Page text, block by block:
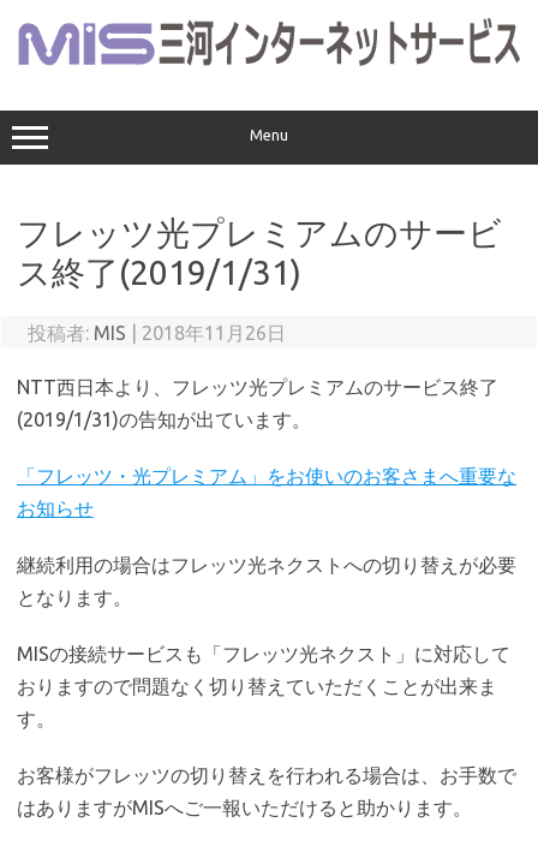
ス
キ
ッ
Menu
フレッツ光プレミアムのサービ
ス終了(2019/1/31)
投稿者: MIS 2018年11月26日
NTT西日本より、フレッツ光プレミアムのサービス終了
(2019/1/31)の告知が出ています。
「フレッツ・光プレミアム」をお使いのお客さまへ重要な
お知らせ
継続利用の場合はフレッツ光ネクストへの切り替えが必要
となります。
MISの接続サービスも「フレッツ光ネクスト」に対応して
おりますので問題なく切り替えていただくことが出来ま
す。
お客様がフレッツの切り替えを行われる場合は、お手数で
はありますがMISへご一報いただけると助かります。